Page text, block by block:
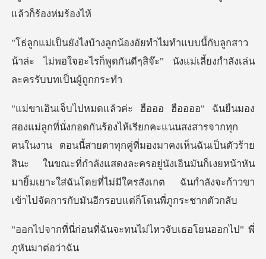
กับลูกสาว
น้าล่ะ ไม่พอใจอะไรก็พูดกันดีๆสิจ๊ะ"
ในงาน ตอนนี้สายตาทุกคู่ที่มองมาคงเห็นฉันเป็นตัวร้าย
สินะ ในขณะที่กำลังแสดงละครอยู่นังเอินมันก็เงยหน้าหั
ันจะทนไม่ไหวจับเธอโยนออ